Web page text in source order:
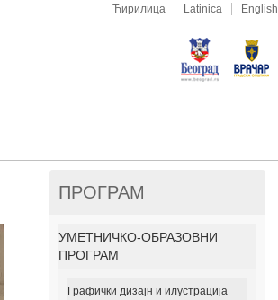
Ћирилица Latinica English
ПРОГРАМ
УМЕТНИЧКО-ОБРАЗОВНИ
ПРОГРАМ
Графички дизајн и илустрација